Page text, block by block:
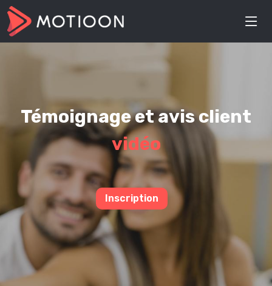
Témoignage et avis client
vidéo
Inscription